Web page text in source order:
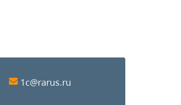
1c@rarus.ru